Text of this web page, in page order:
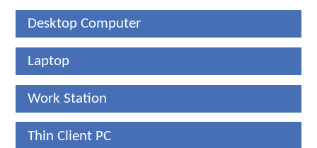
Desktop Computer
Laptop
Work Station
Thin Client PC